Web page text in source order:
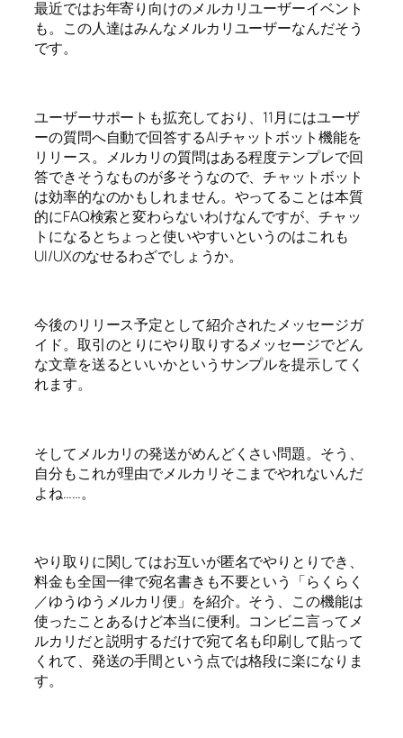
最近ではお年寄り向けのメルカリユーザーイベント
も。この人達はみんなメルカリユーザーなんだそう
です。
ユーザーサポートも拡充しており、11月にはユーザ
ーの質問へ自動で回答するAIチャットボット機能を
リリース。メルカリの質問はある程度テンプレで回
答できそうなものが多そうなので、チャットボット
は効率的なのかもしれません。やってることは本質
的にFAQ検索と変わらないわけなんですが、チャッ
トになるとちょっと使いやすいというのはこれも
UI/UXのなせるわざでしょうか。
今後のリリース予定として紹介されたメッセージガ
イド。取引のとりにやり取りするメッセージでどん
な文章を送るといいかというサンプルを提示してく
れます。
そしてメルカリの発送がめんどくさい問題。そう、
自分もこれが理由でメルカリそこまでやれないんだ
よね……。
やり取りに関してはお互いが匿名でやりとりでき、
料金も全国一律で宛名書きも不要という「らくらく
／ゆうゆうメルカリ便」を紹介。そう、この機能は
使ったことあるけど本当に便利。コンビニ言ってメ
ルカリだと説明するだけで宛て名も印刷して貼って
くれて、発送の手間という点では格段に楽になりま
す。